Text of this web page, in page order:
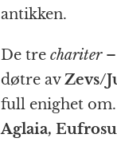
antikken.
De tre chariter–
døtre avZevs/
full enighet om.
Aglaia,